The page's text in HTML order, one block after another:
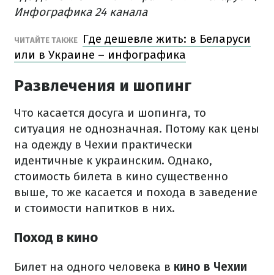
Инфографика 24 канала
ЧИТАЙТЕ ТАКЖЕ
Где дешевле жить: в Беларуси
или в Украине – инфографика
Развлечения и шопинг
Что касается досуга и шопинга, то
ситуация не однозначная. Потому как цены
на одежду в Чехии практически
идентичные к украинским. Однако,
стоимость билета в кино существенно
выше, то же касается и похода в заведение
и стоимости напитков в них.
Поход в кино
Билет на одного человека в кино в Чехии